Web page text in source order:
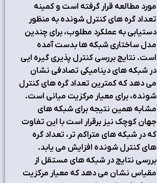
مورد مطالعه قرار گرفته است و کمینه
تعداد گره های کنترل شونده به منظور
دستیابی به عملکرد مطلوب، برای چندین
مدل ساختاری شبکه ها بدست آمده
است. نتایج بررسی کنترل پذیری گیره ایی
در شبکه های دینامیکی تصادفی نشان
می دهد که کمترین تعداد گره های کنترل
شونده، برای معیار مرکزیت میانی است.
مشابه همین نتیجه برای شبکه های
جهان کوچک نیز برقرار است با این تفاوت
که در شبکه های متراکم تر، تعداد گره
های کنترل شونده افزایش می یابد.
بررسی نتایج در شبکه های مستقل از
مقیاس نشان می دهد که معیار مرکزیت